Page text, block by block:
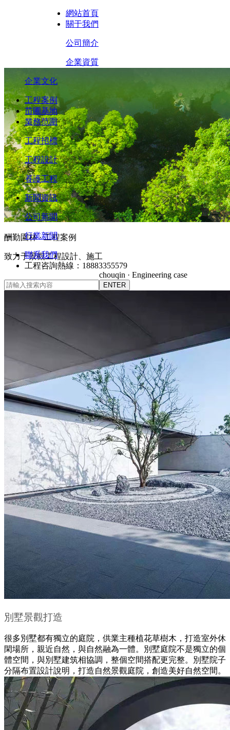
網站首頁
關于我們
公司簡介
企業資質
企業文化
工程案例
苗圃基地
業務范圍
工程招標
工程設計
養護工程
新聞資訊
公司新聞
行業新聞
聯系我們
工程咨詢熱線：18883355579
酬勤園林 · 工程案例
致力于景觀工程設計、施工
chouqin · Engineering case
別墅景觀打造
很多別墅都有獨立的庭院，供業主種植花草樹木，打造室外休
閑場所，親近自然，與自然融為一體。別墅庭院不是獨立的個
體空間，與別墅建筑相協調，整個空間搭配更完整。別墅院子
分隔布置設計說明，打造自然景觀庭院，創造美好自然空間。